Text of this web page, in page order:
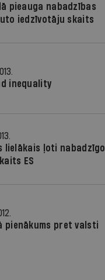
pieauga nabadzības
iedzīvotāju skaits
inequality
lielākais ļoti nabadzīgo
ES
pienākums pret valsti